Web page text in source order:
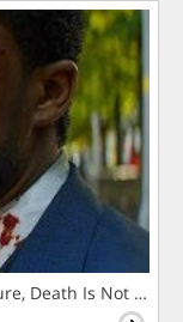
Death Is Not The